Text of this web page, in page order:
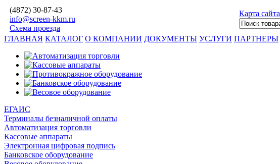
(4872) 30-87-43
info@screen-kkm.ru
Схема проезда
Карта сайта
ГЛАВНАЯ КАТАЛОГ О КОМПАНИИ ДОКУМЕНТЫ УСЛУГИ ПАРТНЕРЫ
ЕГАИС
Терминалы безналичной оплаты
Автоматизация торговли
Кассовые аппараты
Электронная цифровая подпись
Банковское оборудование